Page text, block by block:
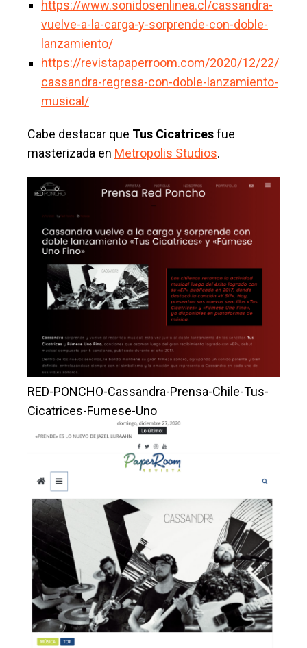
https://www.sonidosenlinea.cl/cassandra-
vuelve-a-la-carga-y-sorprende-con-doble-
lanzamiento/
https://revistapaperroom.com/2020/12/22/
cassandra-regresa-con-doble-lanzamiento-
musical/
Cabe destacar que Tus Cicatricesfue
masterizada en Metropolis Studios.
RED-PONCHO-Cassandra-Prensa-Chile-Tus-
Cicatrices-Fumese-Uno